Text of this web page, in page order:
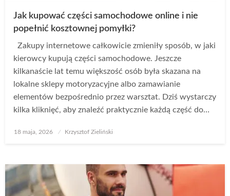
Jak kupować części samochodowe online i nie
popełnić kosztownej pomyłki?
Zakupy internetowe całkowicie zmieniły sposób, w jaki
kierowcy kupują części samochodowe. Jeszcze
kilkanaście lat temu większość osób była skazana na
lokalne sklepy motoryzacyjne albo zamawianie
elementów bezpośrednio przez warsztat. Dziś wystarczy
kilka kliknięć, aby znaleźć praktycznie każdą część do…
Opublikowane
18 maja, 2026 Krzysztof Zieliński